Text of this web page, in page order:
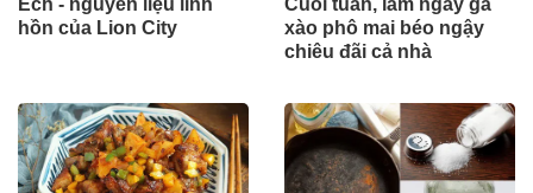
Ếch - nguyên liệu linh
hồn của Lion City
Cuối tuần, làm ngay gà
xào phô mai béo ngậy
chiêu đãi cả nhà